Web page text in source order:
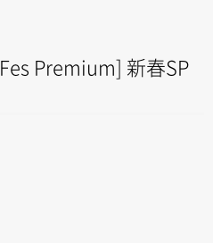
Fes Premium] 新春SP